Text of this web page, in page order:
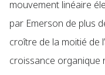
mouvement linéaire
par Emerson de plus
croître de la moitié de
croissance organique